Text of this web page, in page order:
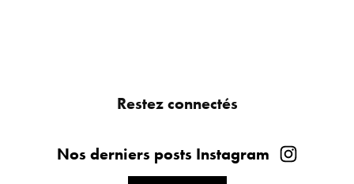
Restez connectés
Nos derniers posts Instagram